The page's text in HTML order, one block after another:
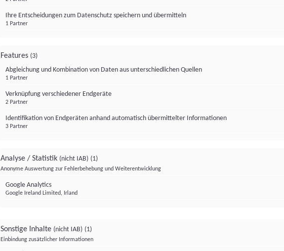
Ihre Entscheidungen zum Datenschutz speichern und übermitteln
1 Partner
Features (3)
Abgleichung und Kombination von Daten aus unterschiedlichen Quellen
1 Partner
Verknüpfung verschiedener Endgeräte
2 Partner
Identifikation von Endgeräten anhand automatisch übermittelter Informationen
3 Partner
Analyse / Statistik (nicht IAB) (1)
Anonyme Auswertung zur Fehlerbehebung und Weiterentwicklung
Google Analytics
Google Ireland Limited, Irland
Sonstige Inhalte (nicht IAB) (1)
Einbindung zusätzlicher Informationen